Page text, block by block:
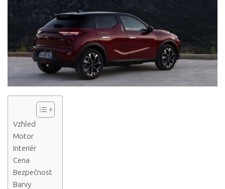
Vzhled
Motor
Interiér
Cena
Bezpečnost
Barvy